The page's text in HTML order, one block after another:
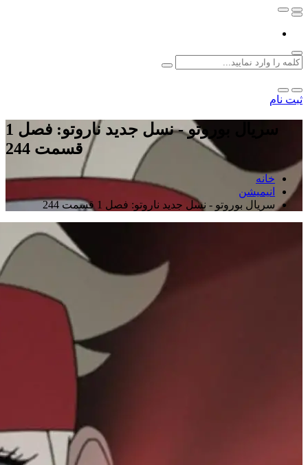
ثبت نام
سریال بوروتو - نسل جدید ناروتو: فصل 1
قسمت 244
خانه
انیمیشن
سریال بوروتو - نسل جدید ناروتو: فصل 1 قسمت 244